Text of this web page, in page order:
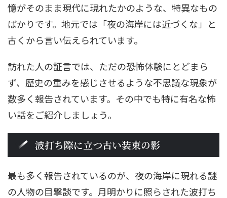
憶がそのまま現代に現れたかのような、特異なもの
ばかりです。地元では「夜の海岸には近づくな」と
古くから言い伝えられています。
訪れた人の証言では、ただの恐怖体験にとどまら
ず、歴史の重みを感じさせるような不思議な現象が
数多く報告されています。その中でも特に有名な怖
い話をご紹介しましょう。
波打ち際に立つ古い装束の影
最も多く報告されているのが、夜の海岸に現れる謎
の人物の目撃談です。月明かりに照らされた波打ち